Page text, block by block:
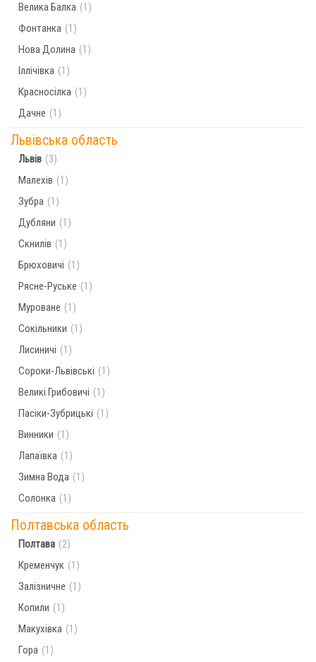
Велика Балка (1)
Фонтанка (1)
Нова Долина (1)
Іллічівка (1)
Красносілка (1)
Дачне (1)
Львівська область
Львів (3)
Малехів (1)
Зубра (1)
Дубляни (1)
Скнилів (1)
Брюховичі (1)
Рясне-Руське (1)
Муроване (1)
Сокільники (1)
Лисиничі (1)
Сороки-Львівські (1)
Великі Грибовичі (1)
Пасіки-Зубрицькі (1)
Винники (1)
Лапаївка (1)
Зимна Вода (1)
Солонка (1)
Полтавська область
Полтава (2)
Кременчук (1)
Залізничне (1)
Копили (1)
Макухівка (1)
Гора (1)